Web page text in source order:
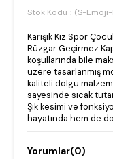
Stok Kodu (S-
Karışık Kız Spor
Rüzgar Geçirmez
koşullarında bile
üzere tasarlanmış
kaliteli dolgu
sayesinde sıcak
Şık kesimi ve
hayatında hem de
Yorumlar(0)